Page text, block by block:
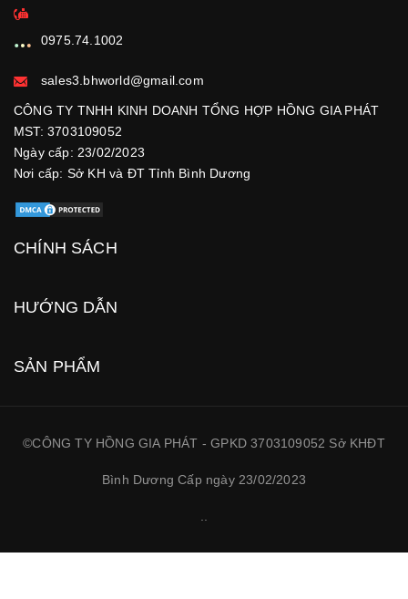
0975.74.1002
sales3.bhworld@gmail.com
CÔNG TY TNHH KINH DOANH TỔNG HỢP HỒNG GIA PHÁT
MST: 3703109052
Ngày cấp: 23/02/2023
Nơi cấp: Sở KH và ĐT Tỉnh Bình Dương
CHÍNH SÁCH
HƯỚNG DẪN
SẢN PHẨM
©CÔNG TY HỒNG GIA PHÁT - GPKD 3703109052 Sở KHĐT
Bình Dương Cấp ngày 23/02/2023
..